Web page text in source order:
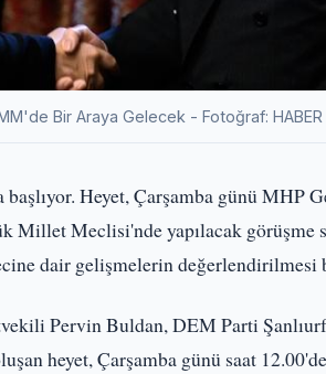
Bir Araya Gelecek - Fotoğraf: HABER
Heyet, Çarşamba günü MHP
Meclisi'nde yapılacak görüşme
dair gelişmelerin değerlendirilmesi
Pervin Buldan, DEM Parti
heyet, Çarşamba günü saat